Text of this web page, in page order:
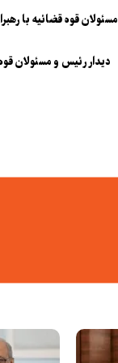
قوه قضائیه با
دیدار رئیس و مسئولان